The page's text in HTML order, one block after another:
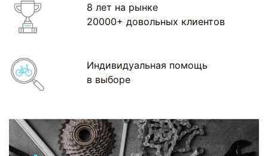
8 лет на рынке
20000+ довольных клиентов
Индивидуальная помощь
в выборе